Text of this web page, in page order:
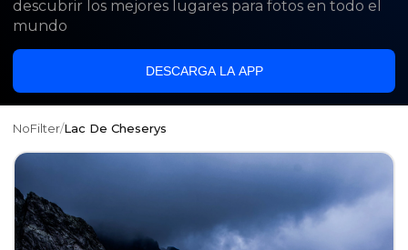
descubrir los mejores lugares para fotos en todo el
mundo
DESCARGA LA APP
NoFilter/Lac De Cheserys